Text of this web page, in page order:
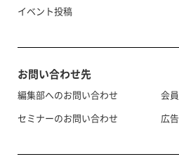
イベント投稿
お問い合わせ先
編集部へのお問い合わせ
セミナーのお問い合わせ
会
広